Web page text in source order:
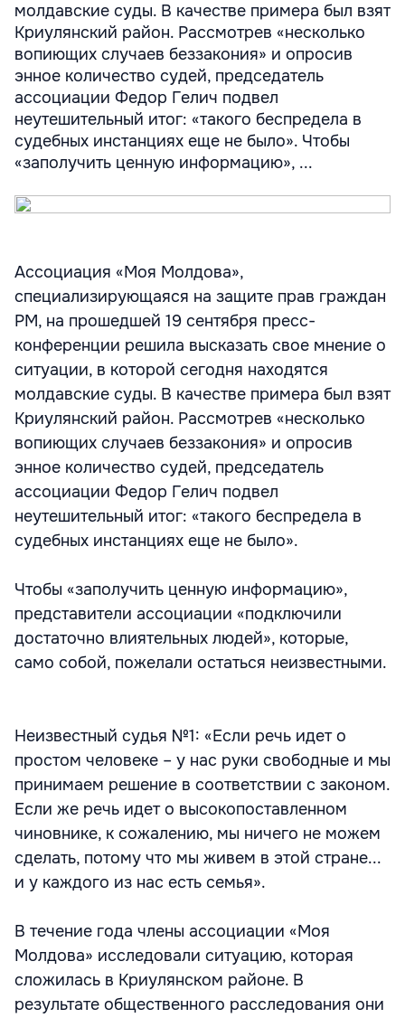
молдавские суды. В качестве примера был взят
Криулянский район. Рассмотрев «несколько
вопиющих случаев беззакония» и опросив
энное количество судей, председатель
ассоциации Федор Гелич подвел
неутешительный итог: «такого беспредела в
судебных инстанциях еще не было». Чтобы
«заполучить ценную информацию», ...
Ассоциация «Моя Молдова»,
специализирующаяся на защите прав граждан
РМ, на прошедшей 19 сентября пресс-
конференции решила высказать свое мнение о
ситуации, в которой сегодня находятся
молдавские суды. В качестве примера был взят
Криулянский район. Рассмотрев «несколько
вопиющих случаев беззакония» и опросив
энное количество судей, председатель
ассоциации Федор Гелич подвел
неутешительный итог: «такого беспредела в
судебных инстанциях еще не было».
Чтобы «заполучить ценную информацию»,
представители ассоциации «подключили
достаточно влиятельных людей», которые,
само собой, пожелали остаться неизвестными.
Неизвестный судья №1: «Если речь идет о
простом человеке – у нас руки свободные и мы
принимаем решение в соответствии с законом.
Если же речь идет о высокопоставленном
чиновнике, к сожалению, мы ничего не можем
сделать, потому что мы живем в этой стране...
и у каждого из нас есть семья».
В течение года члены ассоциации «Моя
Молдова» исследовали ситуацию, которая
сложилась в Криулянском районе. В
результате общественного расследования они